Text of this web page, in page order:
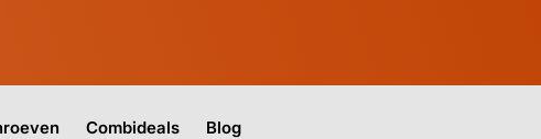
Combideals Blog